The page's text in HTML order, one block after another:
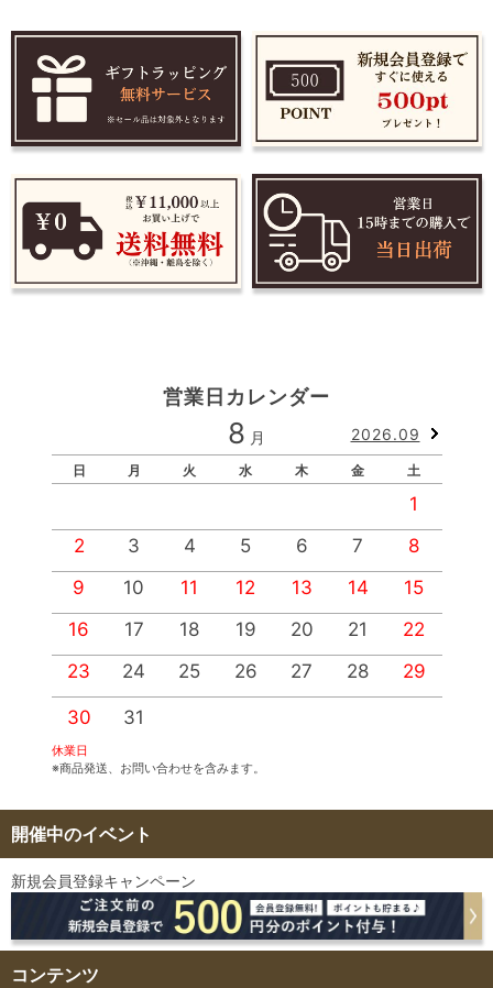
営業日カレンダー
8 月 2026.09
日 月 火 水 木 金 土
1
2
3 4 5 6 7
8
9
10 11 12 13 14
15
16
17 18 19 20 21
22
23
24 25 26 27 28 29
30 31
休業日
※商品発送、お問い合わせを含みます。
開催中のイベント
新規会員登録キャンペーン
コンテンツ